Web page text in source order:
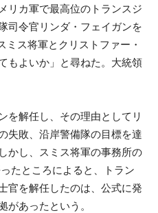
リカ軍で最高位のトランスジ
司令官リンダ・フェイガンを
ス将軍とクリストファー・
もよいか」と尋ねた。大統領
を解任し、その理由としてリ
失敗、沿岸警備隊の目標を達
かし、スミス将軍の事務所の
たところによると、トラン
官を解任したのは、公式に発
があったという。